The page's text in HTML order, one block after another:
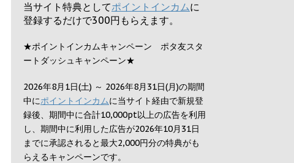
当サイト特典としてポイントインカムに
登録するだけで300円 もらえます。
★ポイントインカムキャンペーン ポタ友スタ
ートダッシュキャンペーン★
2026年8月1日(土) ～ 2026年8月31日(月)の期間
中にポイントインカムに当サイト経由で新規登
録後、期間中に合計10,000pt以上の広告を利用
し、期間中に利用した広告が2026年10月31日
までに承認されると最大2,000円分の特典がも
らえるキャンペーンです。